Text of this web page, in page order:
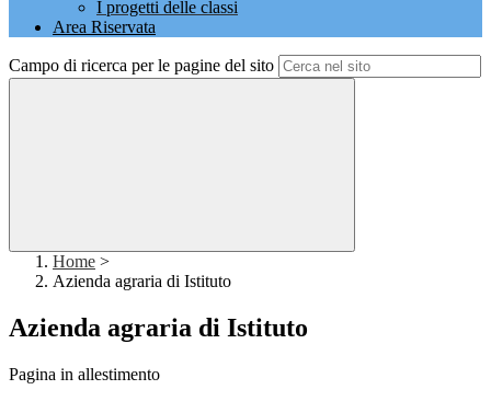
I progetti delle classi
Area Riservata
Campo di ricerca per le pagine del sito
Home >
Azienda agraria di Istituto
Azienda agraria di Istituto
Pagina in allestimento